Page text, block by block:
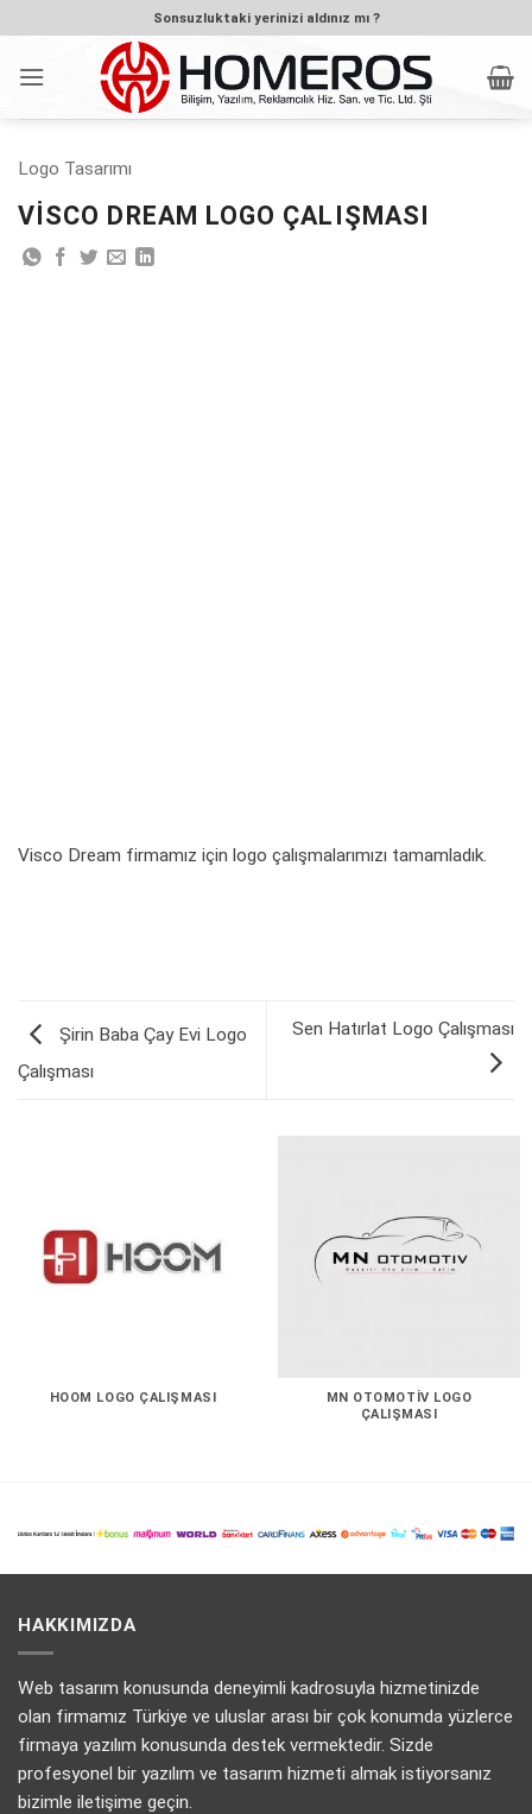
atla
Sonsuzluktaki yerinizi aldınız mı ?
Logo Tasarımı
VISCO DREAM LOGO ÇALIŞMASI
Visco Dream firmamız için logo çalışmalarımızı tamamladık.
Şirin Baba Çay Evi Logo
Çalışması
Sen Hatırlat Logo Çalışması
HOOM LOGO ÇALIŞMASI
MN OTOMOTIV LOGO
ÇALIŞMASI
HAKKIMIZDA
Web tasarım konusunda deneyimli kadrosuyla hizmetinizde
olan firmamız Türkiye ve uluslar arası bir çok konumda yüzlerce
firmaya yazılım konusunda destek vermektedir. Sizde
profesyonel bir yazılım ve tasarım hizmeti almak istiyorsanız
bizimle iletişime geçin.